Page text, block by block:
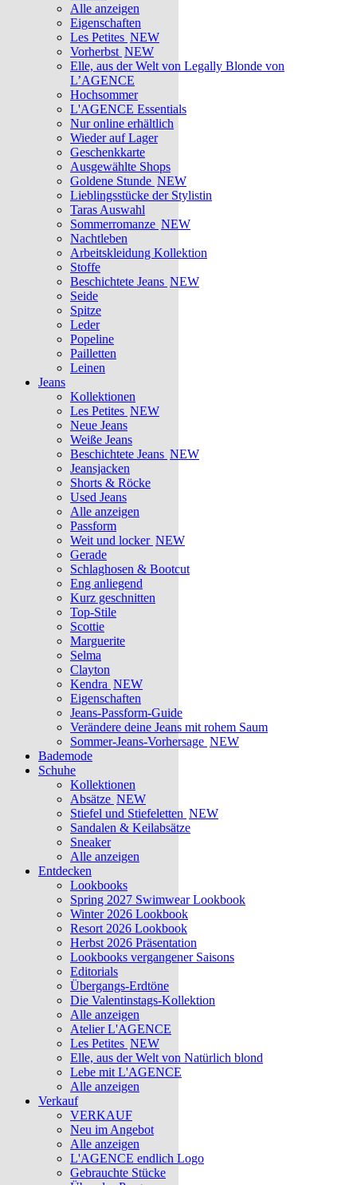
Alle anzeigen
Eigenschaften
Les Petites NEW
Vorherbst NEW
Elle, aus der Welt von Legally Blonde von
L’AGENCE
Hochsommer
L'AGENCE Essentials
Nur online erhältlich
Wieder auf Lager
Geschenkkarte
Ausgewählte Shops
Goldene Stunde NEW
Lieblingsstücke der Stylistin
Taras Auswahl
Sommerromanze NEW
Nachtleben
Arbeitskleidung Kollektion
Stoffe
Beschichtete Jeans NEW
Seide
Spitze
Leder
Popeline
Pailletten
Leinen
Jeans
Kollektionen
Les Petites NEW
Neue Jeans
Weiße Jeans
Beschichtete Jeans NEW
Jeansjacken
Shorts & Röcke
Used Jeans
Alle anzeigen
Passform
Weit und locker NEW
Gerade
Schlaghosen & Bootcut
Eng anliegend
Kurz geschnitten
Top-Stile
Scottie
Marguerite
Selma
Clayton
Kendra NEW
Eigenschaften
Jeans-Passform-Guide
Verändere deine Jeans mit rohem Saum
Sommer-Jeans-Vorhersage NEW
Bademode
Schuhe
Kollektionen
Absätze NEW
Stiefel und Stiefeletten NEW
Sandalen & Keilabsätze
Sneaker
Alle anzeigen
Entdecken
Lookbooks
Spring 2027 Swimwear Lookbook
Winter 2026 Lookbook
Resort 2026 Lookbook
Herbst 2026 Präsentation
Lookbooks vergangener Saisons
Editorials
Übergangs-Erdtöne
Die Valentinstags-Kollektion
Alle anzeigen
Atelier L'AGENCE
Les Petites NEW
Elle, aus der Welt von Natürlich blond
Lebe mit L'AGENCE
Alle anzeigen
Verkauf
VERKAUF
Neu im Angebot
Alle anzeigen
L'AGENCE endlich Logo
Gebrauchte Stücke